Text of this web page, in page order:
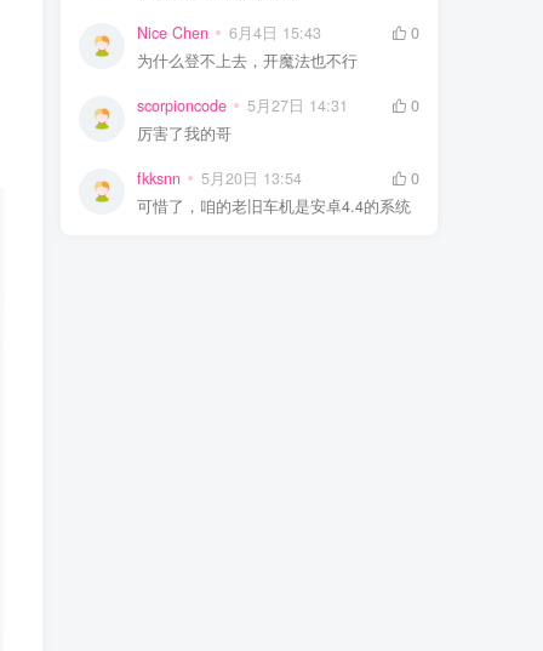
Nice Chen 6月4日 15:43
0
为什么登不上去，开魔法也不行
scorpioncode 5月27日 14:31
0
厉害了我的哥
fkksnn 5月20日 13:54
0
可惜了，咱的老旧车机是安卓4.4的系统